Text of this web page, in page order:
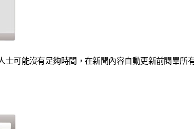
可能沒有足夠時間，在新聞內容自動更新前閱畢所